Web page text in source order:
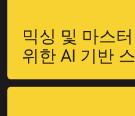
믹싱 및 마스
위한 AI 기반